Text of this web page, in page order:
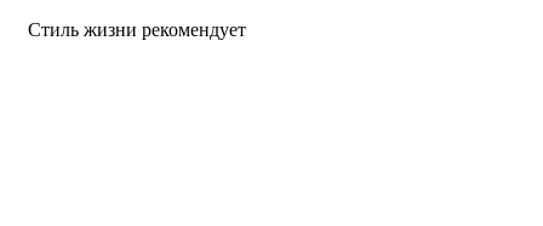
Стиль жизни рекомендует